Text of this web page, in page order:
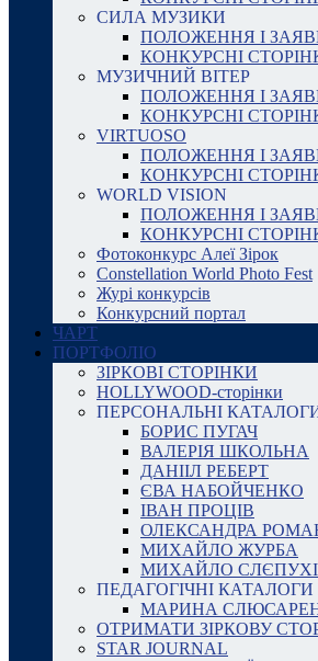
СИЛА МУЗИКИ
ПОЛОЖЕННЯ І
КОНКУРСНІ
МУЗИЧНИЙ ВІТЕР
ПОЛОЖЕННЯ І
КОНКУРСНІ
VIRTUOSO
ПОЛОЖЕННЯ І
КОНКУРСНІ
WORLD VISION
ПОЛОЖЕННЯ І
КОНКУРСНІ
Фотоконкурс Алеї Зірок
Constellation World Photo Fest
Журі конкурсів
Конкурсний портал
ЧАРТ
ПОРТФОЛІО
ЗІРКОВІ СТОРІНКИ
HOLLYWOOD-сторінки
ПЕРСОНАЛЬНІ
БОРИС ПУГАЧ
ВАЛЕРІЯ ШКОЛЬНА
ДАНІІЛ РЕБЕРТ
ЄВА НАБОЙЧЕНКО
ІВАН ПРОЦІВ
ОЛЕКСАНДРА
МИХАЙЛО ЖУРБА
МИХАЙЛО
ПЕДАГОГІЧНІ КАТАЛОГИ
МАРИНА
ОТРИМАТИ ЗІРКОВУ
STAR JOURNAL